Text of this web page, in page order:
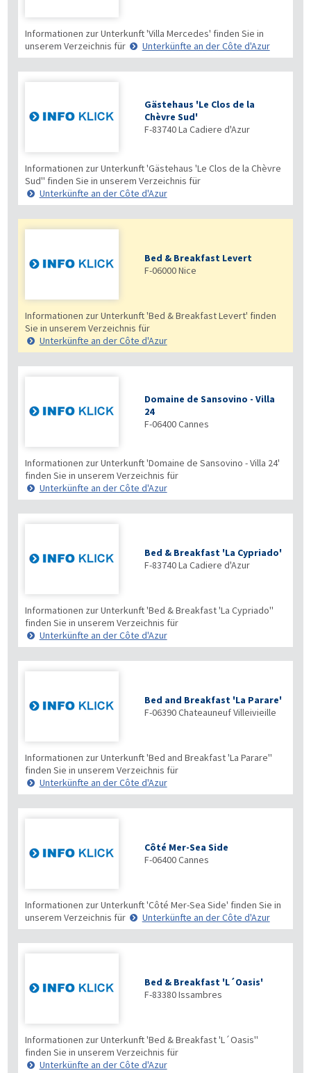
Informationen zur Unterkunft 'Villa Mercedes' finden Sie in
unserem Verzeichnis für
Unterkünfte an der Côte d'Azur
Gästehaus 'Le Clos de la
Chèvre Sud'
F-83740La Cadiere d'Azur
Informationen zur Unterkunft 'Gästehaus 'Le Clos de la Chèvre
Sud'' finden Sie in unserem Verzeichnis für
Unterkünfte an der Côte d'Azur
Bed & Breakfast Levert
F-06000Nice
Informationen zur Unterkunft 'Bed & Breakfast Levert' finden
Sie in unserem Verzeichnis für
Unterkünfte an der Côte d'Azur
Domaine de Sansovino - Villa
24
F-06400Cannes
Informationen zur Unterkunft 'Domaine de Sansovino - Villa 24'
finden Sie in unserem Verzeichnis für
Unterkünfte an der Côte d'Azur
Bed & Breakfast 'La Cypriado'
F-83740La Cadiere d'Azur
Informationen zur Unterkunft 'Bed & Breakfast 'La Cypriado''
finden Sie in unserem Verzeichnis für
Unterkünfte an der Côte d'Azur
Bed and Breakfast 'La Parare'
F-06390Chateauneuf Villeivieille
Informationen zur Unterkunft 'Bed and Breakfast 'La Parare''
finden Sie in unserem Verzeichnis für
Unterkünfte an der Côte d'Azur
Côté Mer-Sea Side
F-06400Cannes
Informationen zur Unterkunft 'Côté Mer-Sea Side' finden Sie in
unserem Verzeichnis für
Unterkünfte an der Côte d'Azur
Bed & Breakfast 'L´Oasis'
F-83380Issambres
Informationen zur Unterkunft 'Bed & Breakfast 'L´Oasis''
finden Sie in unserem Verzeichnis für
Unterkünfte an der Côte d'Azur